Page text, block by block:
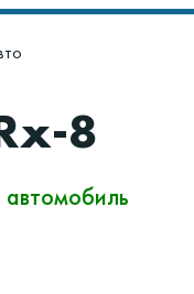
8